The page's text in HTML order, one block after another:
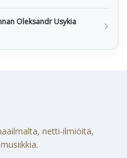
Oleksandr Usykia
netti-ilmiöitä,